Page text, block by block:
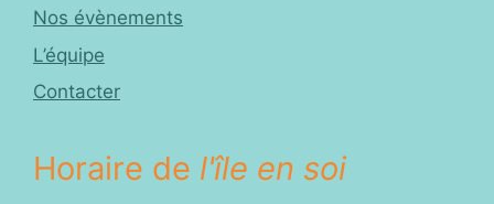
Nos évènements
L’équipe
Contacter
Horaire de l'île en soi